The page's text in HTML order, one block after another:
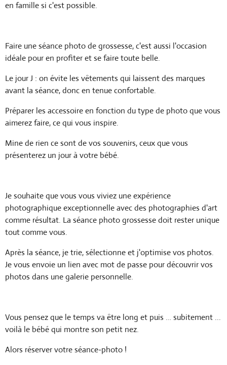
en famille si c'est possible.
Faire une séance photo de grossesse, c'est aussi l'occasion
idéale pour en profiter et se faire toute belle.
Le jour J : on évite les vêtements qui laissent des marques
avant la séance, donc en tenue confortable.
Préparer les accessoire en fonction du type de photo que vous
aimerez faire, ce qui vous inspire.
Mine de rien ce sont de vos souvenirs, ceux que vous
présenterez un jour à votre bébé.
Je souhaite que vous vous viviez une expérience
photographique exceptionnelle avec des photographies d'art
comme résultat. La séance photo grossesse doit rester unique
tout comme vous.
Après la séance, je trie, sélectionne et j'optimise vos photos.
Je vous envoie un lien avec mot de passe pour découvrir vos
photos dans une galerie personnelle.
Vous pensez que le temps va être long et puis … subitement ...
voilà le bébé qui montre son petit nez.
Alors réserver votre séance-photo !